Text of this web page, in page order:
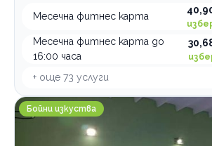
Месечна фитнес карта
Месечна фитнес карта до
16:00 часа
+ още 73 услуги
Шотокан карате ШУ ХА РИ - зала
Бойни изкуства